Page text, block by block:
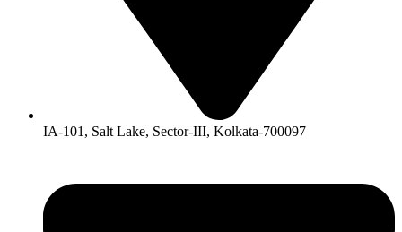
IA-101, Salt Lake, Sector-III, Kolkata-700097